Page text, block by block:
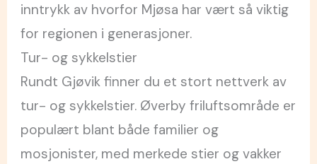
inntrykk av hvorfor Mjøsa har vært så viktig
for regionen i generasjoner.
Tur- og sykkelstier
Rundt Gjøvik finner du et stort nettverk av
tur- og sykkelstier. Øverby friluftsområde er
populært blant både familier og
mosjonister, med merkede stier og vakker